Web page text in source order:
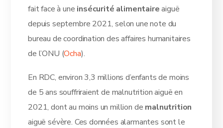
fait face à une insécurité alimentaireaiguë
depuis septembre 2021, selon une note du
bureau de coordination des affaires humanitaires
de l’ONU (Ocha).
En RDC, environ 3,3 millions d’enfants de moins
de 5 ans souffriraient de malnutrition aiguë en
2021, dont au moins un million de malnutrition
aiguë sévère. Ces données alarmantes sont le